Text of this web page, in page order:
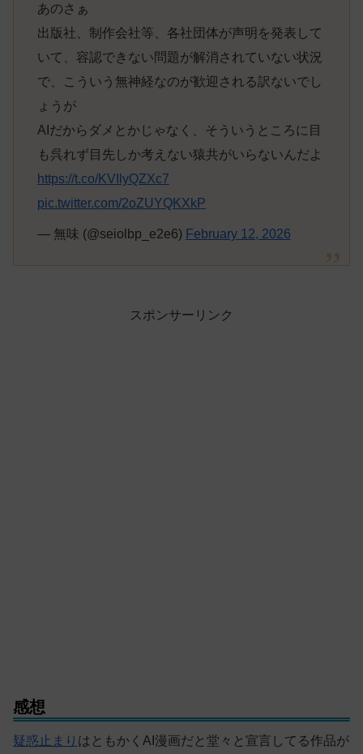
あのさぁ
出版社、制作会社等、各社団体が声明を発表して
いて、容認できない問題が解消されていない状況
で、こういう無神経なのが歓迎される訳ないでし
ょうが
AIだからダメとかじゃなく、そういうところに目
も呉れず目先しか考えない猿共がいらないんだよ
https://t.co/KVIlyQZXc7
pic.twitter.com/2oZUYQKXkP
— 無味 (@seiolbp_e2e6) February 12, 2026
スポンサーリンク
感想
疑惑止まり はともかくAI漫画だと堂々と宣言してる作品が